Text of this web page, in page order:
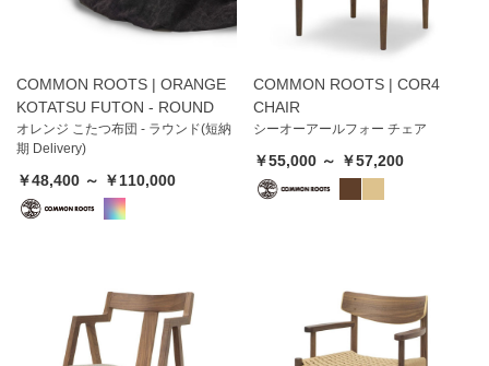
COMMON ROOTS | ORANGE
KOTATSU FUTON - ROUND
オレンジ こたつ布団 - ラウンド(短納
期 Delivery)
￥48,400 ～ ￥110,000
COMMON ROOTS | COR4
CHAIR
シーオーアールフォー チェア
￥55,000 ～ ￥57,200